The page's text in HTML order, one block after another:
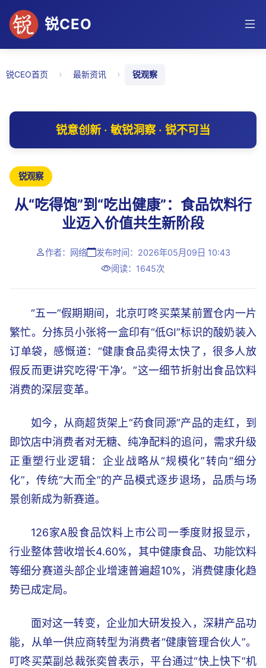
锐CEO
锐CEO首页 › 最新资讯 › 锐观察
锐意创新 · 敏锐洞察 · 锐不可当
锐观察
从“吃得饱”到“吃出健康”：食品饮料行
业迈入价值共生新阶段
作者：网络
发布时间：2026年05月09日 10:43
阅读：1645次
“五一”假期期间，北京叮咚买菜某前置仓内一片
繁忙。分拣员小张将一盒印有“低GI”标识的酸奶装入
订单袋，感慨道：“健康食品卖得太快了，很多人放
假反而更讲究吃得‘干净’。”这一细节折射出食品饮料
消费的深层变革。
如今，从商超货架上“药食同源”产品的走红，到
即饮店中消费者对无糖、纯净配料的追问，需求升级
正重塑行业逻辑：企业战略从“规模化”转向“细分
化”，传统“大而全”的产品模式逐步退场，品质与场
景创新成为新赛道。
126家A股食品饮料上市公司一季度财报显示，
行业整体营收增长4.60%，其中健康食品、功能饮料
等细分赛道头部企业增速普遍超10%，消费健康化趋
势已成定局。
面对这一转变，企业加大研发投入，深耕产品功
能，从单一供应商转型为消费者“健康管理合伙人”。
叮咚买菜副总裁张奕曾表示，平台通过“快上快下”机